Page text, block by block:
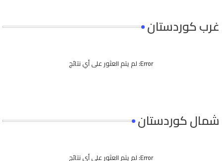
غرب كوردستان
Error: لم يتم العثور على أي نتائج
شمال كوردستان
Error: لم يتم العثور على أي نتائج